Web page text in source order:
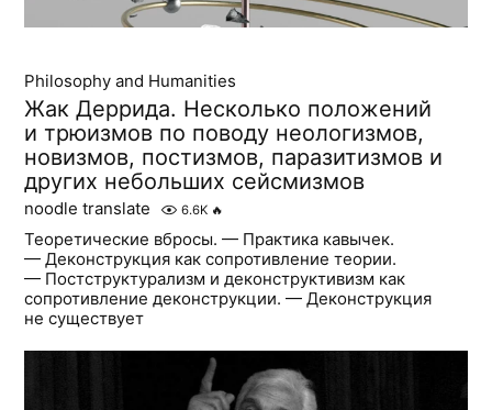
Philosophy and Humanities
Жак Деррида. Несколько положений
и трюизмов по поводу неологизмов,
новизмов, постизмов, паразитизмов и
других небольших сейсмизмов
noodle translate 6.6K 🔥
Теоретические вбросы. — Практика кавычек.
— Деконструкция как сопротивление теории.
— Постструктурализм и деконструктивизм как
сопротивление деконструкции. — Деконструкция
не существует